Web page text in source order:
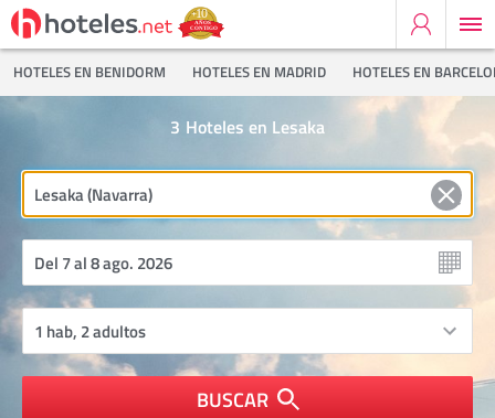
HOTELES EN BENIDORM HOTELES EN MADRID HOTELES EN
Hoteles en Lesaka
3
BUSCAR